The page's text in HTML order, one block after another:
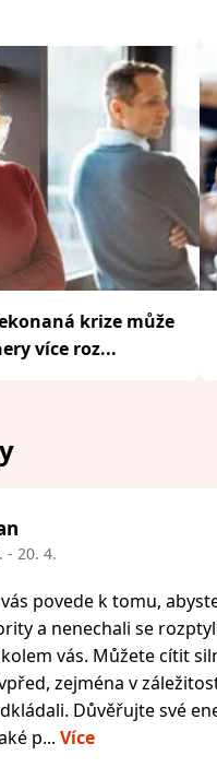
krize může
více roz...
- 20. 4.
povede k tomu,
a nenechali se
vás. Můžete cítit
zejména v
Důvěřujte své
p... Více